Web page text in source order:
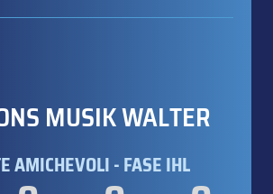
MUSIK WALTER
AMICHEVOLI - FASE IHL